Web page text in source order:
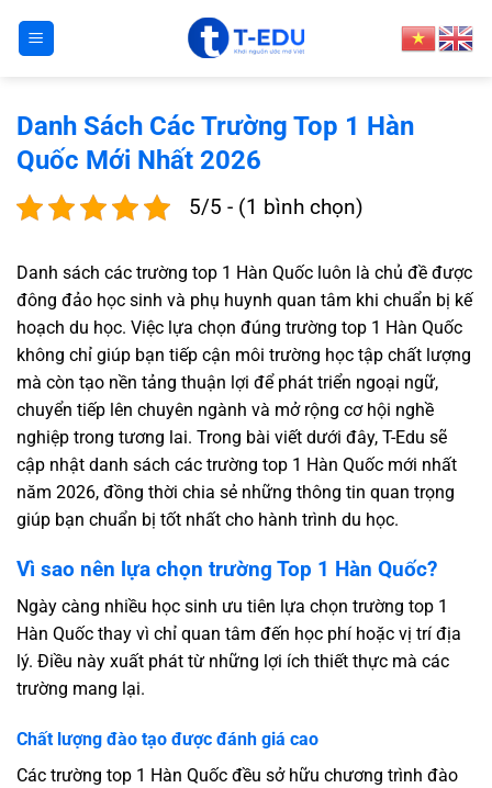
qua
Danh Sách Các Trường Top 1 Hàn
Quốc Mới Nhất 2026
5/5 - (1 bình chọn)
Danh sách các trường top 1 Hàn Quốc luôn là chủ đề được
đông đảo học sinh và phụ huynh quan tâm khi chuẩn bị kế
hoạch du học. Việc lựa chọn đúng trường top 1 Hàn Quốc
không chỉ giúp bạn tiếp cận môi trường học tập chất lượng
mà còn tạo nền tảng thuận lợi để phát triển ngoại ngữ,
chuyển tiếp lên chuyên ngành và mở rộng cơ hội nghề
nghiệp trong tương lai. Trong bài viết dưới đây, T-Edu sẽ
cập nhật danh sách các trường top 1 Hàn Quốc mới nhất
năm 2026, đồng thời chia sẻ những thông tin quan trọng
giúp bạn chuẩn bị tốt nhất cho hành trình du học.
Vì sao nên lựa chọn trường Top 1 Hàn Quốc?
Ngày càng nhiều học sinh ưu tiên lựa chọn trường top 1
Hàn Quốc thay vì chỉ quan tâm đến học phí hoặc vị trí địa
lý. Điều này xuất phát từ những lợi ích thiết thực mà các
trường mang lại.
Chất lượng đào tạo được đánh giá cao
Các trường top 1 Hàn Quốc đều sở hữu chương trình đào